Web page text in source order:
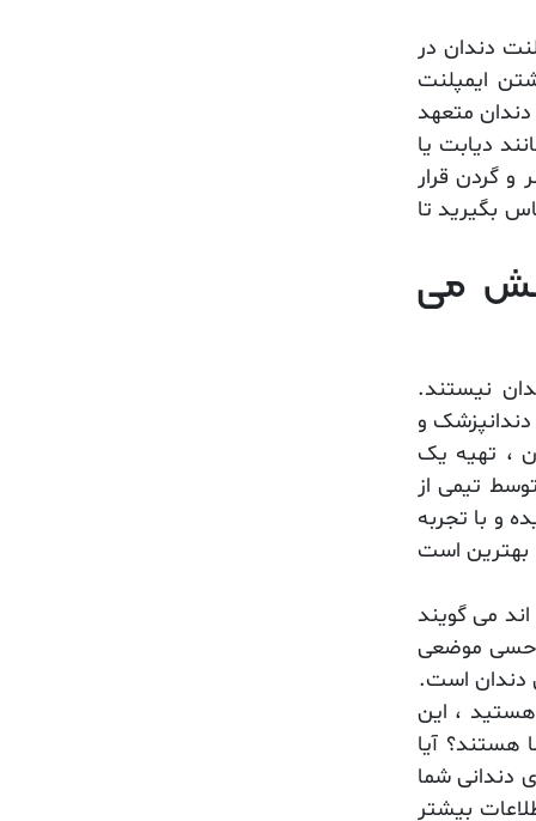
دندان در
ایمپلنت
متعهد
دیابت یا
و گردن قرار
بگیرید تا
می
نیستند.
دندانپزشک و
، تهیه یک
تیمی از
و با تجربه
بهترین است
می گویند
حسی موضعی
دندان است.
هستید ، این
هستند؟ آیا
دندانی شما
بیشتر